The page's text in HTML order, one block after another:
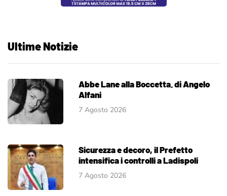
Ultime Notizie
Abbe Lane alla Boccetta. di Angelo
Alfani
7 Agosto 2026
Sicurezza e decoro, il Prefetto
intensifica i controlli a Ladispoli
7 Agosto 2026